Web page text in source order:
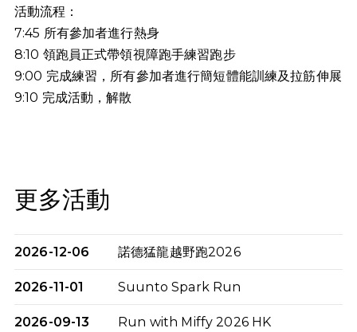
活動流程：
7:45 所有參加者進行熱身
8:10 領跑員正式帶領視障跑手練習跑步
9:00 完成練習，所有參加者進行簡短體能訓練及拉筋伸展
9:10 完成活動，解散
更多活動
2026-12-06 諾德猛龍越野跑2026
2026-11-01 Suunto Spark Run
2026-09-13 Run with Miffy 2026 HK